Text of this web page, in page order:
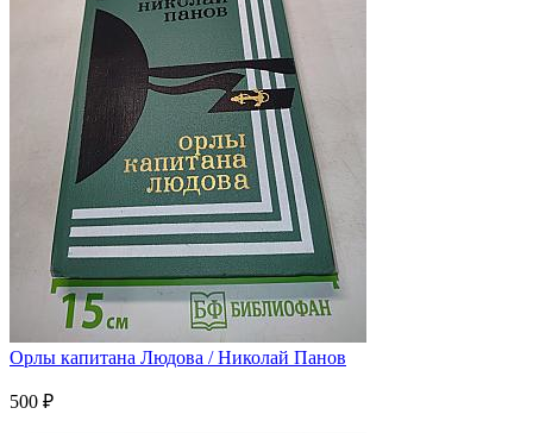
Орлы капитана Людова / Николай Панов
500 ₽